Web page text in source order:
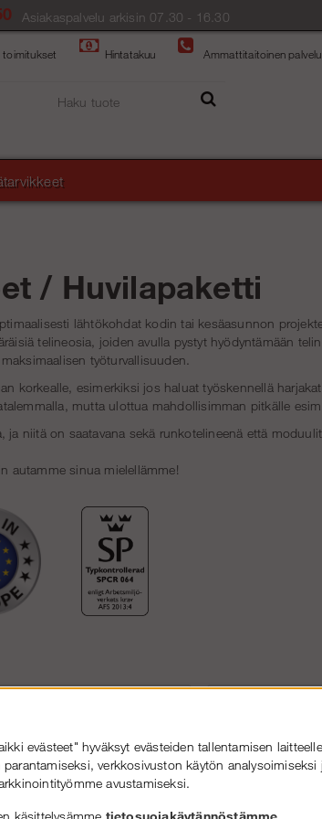
Asiakaspalvelu arkisin 07.30 - 16.30
Hintatakuu Ammattitaitoinen palvelu
/ Huvilapaketti
lähtökohdat kodin tai kesäasunnon
telineosia, joiden avulla pystyt hyödyntämään
työturvallisuuden.
korkealle, esimerkiksi jos haluat työskennellä
mutta ulottua mahdollisimman pitkälle
niitä on saatavana sekä runkotelineenä että
autamme sinua mielellämme!
evästeet" hyväksyt evästeiden tallentamisen
verkkosivuston käytön analysoimiseksi
avustamiseksi.
käsittelysämme tietosuojakäytännöstämme.